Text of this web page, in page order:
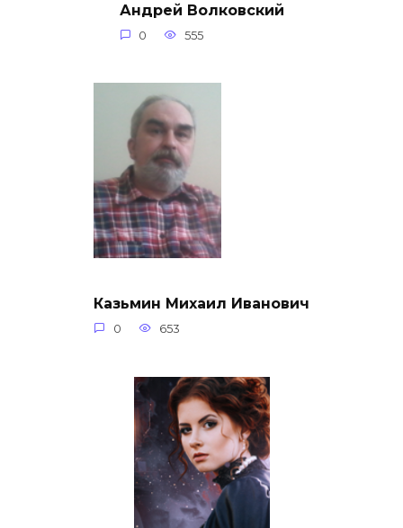
Андрей Волковский
0 555
Казьмин Михаил Иванович
0 653